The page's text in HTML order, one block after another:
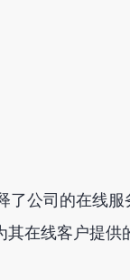
公司的在线
在线客户提